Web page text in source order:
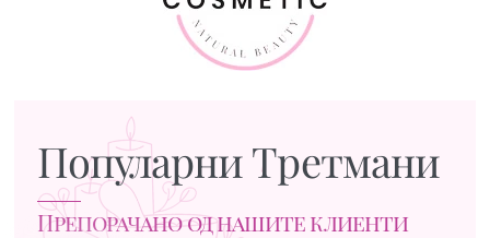
Популарни Третмани
Препорачано од нашите клиенти